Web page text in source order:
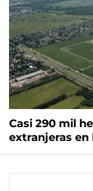
Casi 290 mil
extranjeras en